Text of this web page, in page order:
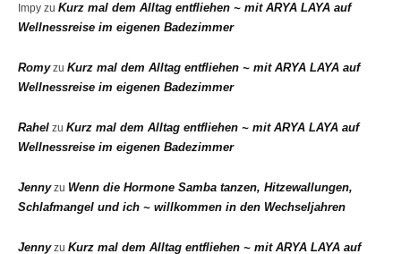
Impy zu Kurz mal dem Alltag entfliehen ~ mit ARYA LAYA auf
Wellnessreise im eigenen Badezimmer
Romyzu Kurz mal dem Alltag entfliehen ~ mit ARYA LAYA auf
Wellnessreise im eigenen Badezimmer
Rahel zu Kurz mal dem Alltag entfliehen ~ mit ARYA LAYA auf
Wellnessreise im eigenen Badezimmer
Jennyzu Wenn die Hormone Samba tanzen, Hitzewallungen,
Schlafmangel und ich ~ willkommen in den Wechseljahren
Jennyzu Kurz mal dem Alltag entfliehen ~ mit ARYA LAYA auf